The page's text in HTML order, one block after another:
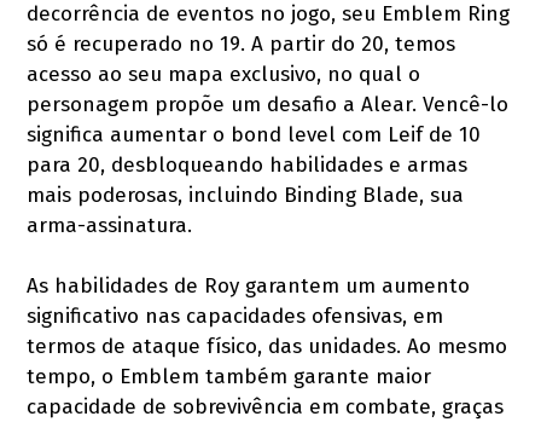
decorrência de eventos no jogo, seu Emblem Ring
só é recuperado no 19. A partir do 20, temos
acesso ao seu mapa exclusivo, no qual o
personagem propõe um desafio a Alear. Vencê-lo
significa aumentar o bond level com Leif de 10
para 20, desbloqueando habilidades e armas
mais poderosas, incluindo Binding Blade, sua
arma-assinatura.
As habilidades de Roy garantem um aumento
significativo nas capacidades ofensivas, em
termos de ataque físico, das unidades. Ao mesmo
tempo, o Emblem também garante maior
capacidade de sobrevivência em combate, graças